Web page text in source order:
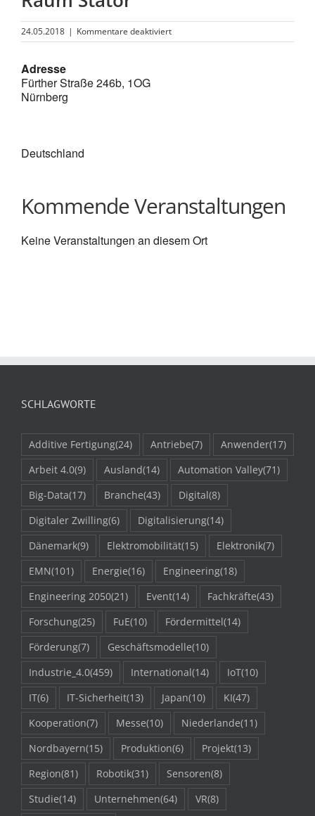
24.05.2018 | Kommentare deaktiviertfür
Veranstaltungsort
Adresse
Fürther Straße 246b, 1OG
Nürnberg
Deutschland
Kommende Veranstaltungen
Keine Veranstaltungen an diesem Ort
SCHLAGWORTE
Additive Fertigung(24) Antriebe(7) Anwender(17)
Arbeit 4.0(9) Ausland(14) Automation Valley(71)
Big-Data(17) Branche(43) Digital(8)
Digitaler Zwilling(6) Digitalisierung(14)
Dänemark(9) Elektromobilität(15) Elektronik(7)
EMN(101) Energie(16) Engineering(18)
Engineering 2050(21) Event(14) Fachkräfte(43)
Forschung(25) FuE(10) Fördermittel(14)
Förderung(7) Geschäftsmodelle(10)
Industrie_4.0(459) International(14) IoT(10)
IT(6) IT-Sicherheit(13) Japan(10) KI(47)
Kooperation(7) Messe(10) Niederlande(11)
Nordbayern(15) Produktion(6) Projekt(13)
Region(81) Robotik(31) Sensoren(8)
Studie(14) Unternehmen(64) VR(8)